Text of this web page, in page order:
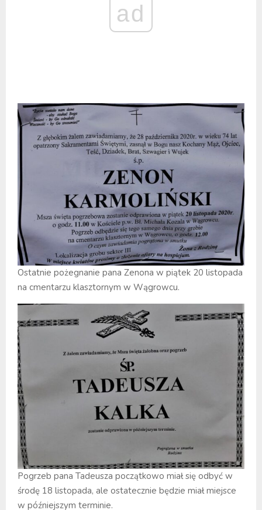
ad
Ostatnie pożegnanie pana Zenona w piątek 20 listopada
na cmentarzu klasztornym w Wągrowcu.
Pogrzeb pana Tadeusza początkowo miał się odbyć w
środę 18 listopada, ale ostatecznie będzie miał miejsce
w późniejszym terminie.